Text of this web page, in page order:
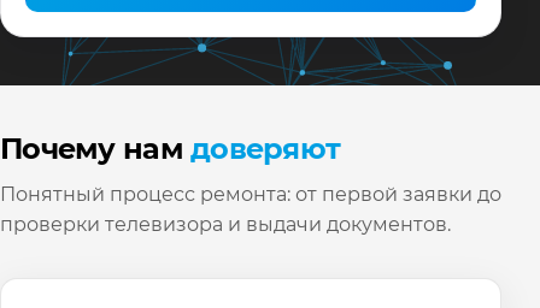
Почему намдоверяют
Понятный процесс ремонта: от первой заявки до
проверки телевизора и выдачи документов.